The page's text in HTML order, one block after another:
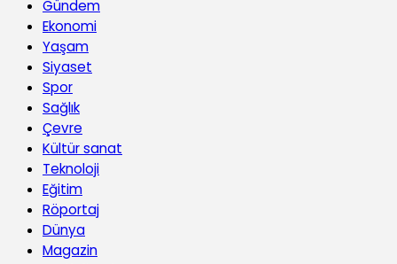
Gündem
Ekonomi
Yaşam
Siyaset
Spor
Sağlık
Çevre
Kültür sanat
Teknoloji
Eğitim
Röportaj
Dünya
Magazin